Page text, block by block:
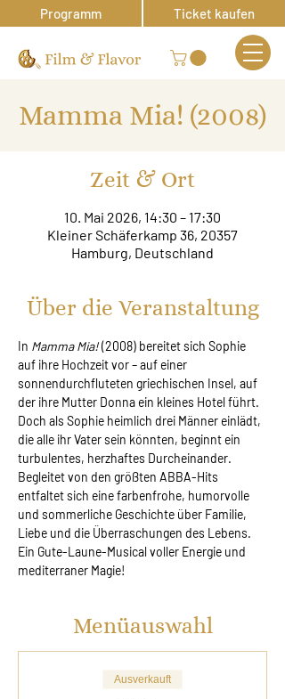
Programm Ticket kaufen
Mamma Mia! (2008)
Zeit & Ort
10. Mai 2026, 14:30 – 17:30
Kleiner Schäferkamp 36, 20357
Hamburg, Deutschland
Über die Veranstaltung
In Mamma Mia! (2008) bereitet sich Sophie
auf ihre Hochzeit vor – auf einer
sonnendurchfluteten griechischen Insel, auf
der ihre Mutter Donna ein kleines Hotel führt.
Doch als Sophie heimlich drei Männer einlädt,
die alle ihr Vater sein könnten, beginnt ein
turbulentes, herzhaftes Durcheinander.
Begleitet von den größten ABBA-Hits
entfaltet sich eine farbenfrohe, humorvolle
und sommerliche Geschichte über Familie,
Liebe und die Überraschungen des Lebens.
Ein Gute-Laune-Musical voller Energie und
mediterraner Magie!
Menüauswahl
Ausverkauft